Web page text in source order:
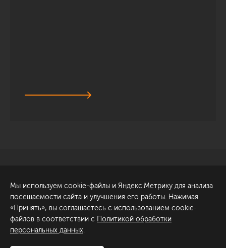
Обсудить проект
ул. Академика Павлова, 6
к1
+7 (812) 200-95-55
Мы используем cookie-файлы и Яндекс.Метрику для анализа
посещаемости сайта и улучшения его работы. Нажимая
«Принять», вы соглашаетесь с использованием cookie-
файлов в соответствии с Политикой обработки
персональных данных.